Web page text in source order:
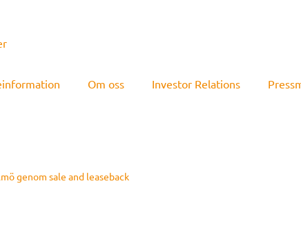
Om oss Investor Relations
genom sale and leaseback